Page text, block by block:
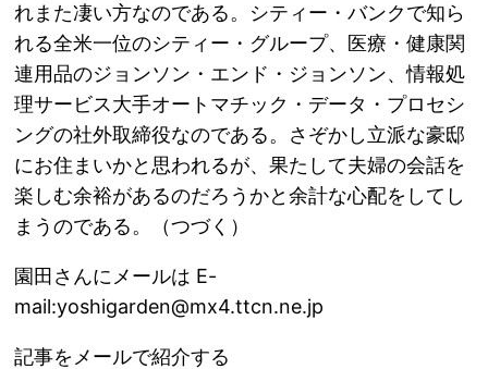
れまた凄い方なのである。シティー・バンクで知ら
れる全米一位のシティー・グループ、医療・健康関
連用品のジョンソン・エンド・ジョンソン、情報処
理サービス大手オートマチック・データ・プロセシ
ングの社外取締役なのである。さぞかし立派な豪邸
にお住まいかと思われるが、果たして夫婦の会話を
楽しむ余裕があるのだろうかと余計な心配をしてし
まうのである。（つづく）
園田さんにメールは E-
mail:yoshigarden@mx4.ttcn.ne.jp
記事をメールで紹介する